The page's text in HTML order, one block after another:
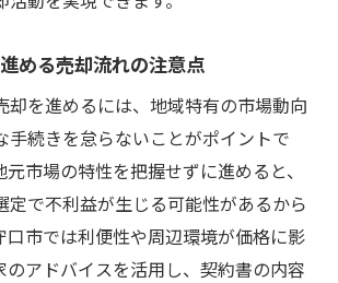
める売却流れの注意点
却を進めるには、地域特有の市場動向
手続きを怠らないことがポイントで
市場の特性を把握せずに進めると、
定で不利益が生じる可能性があるから
口市では利便性や周辺環境が価格に影
のアドバイスを活用し、契約書の内容